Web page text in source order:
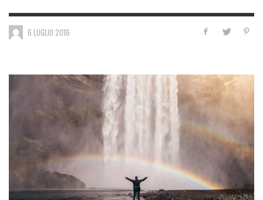
6 LUGLIO 2016